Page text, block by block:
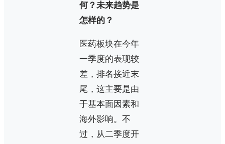
何？未来趋势是
怎样的？
医药板块在今年
一季度的表现较
差，排名接近末
尾，这主要是由
于基本面因素和
海外影响。不
过，从二季度开